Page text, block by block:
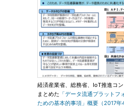
経済産業省、総務省、IoT推進コ
まとめた 「データ流通プラット
ための基本的事項」概要（2017年